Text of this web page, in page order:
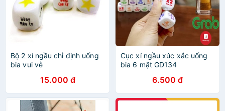
Bộ 2 xí ngầu chỉ định uống
bia vui vẻ
15.000 đ
Cục xí ngầu xúc xắc uống
bia 6 mặt GD134
6.500 đ